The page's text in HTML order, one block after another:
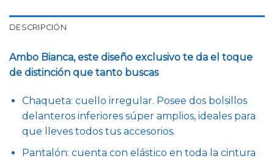
DESCRIPCIÓN
Ambo Bianca, este diseño exclusivo te da el toque
de distinción que tanto buscas
Chaqueta: cuello irregular. Posee dos bolsillos
delanteros inferiores súper amplios, ideales para
que lleves todos tus accesorios.
Pantalón: cuenta con elástico en toda la cintura